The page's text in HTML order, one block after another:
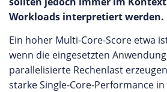
Workloads interpretiert werden.
Ein hoher Multi-Core-Score etwa
wenn die eingesetzten
parallelisierte Rechenlast
starke Single-Core-Performance